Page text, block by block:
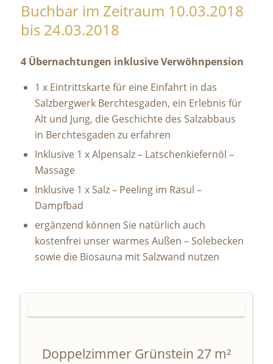
Buchbar im Zeitraum 10.03.2018
bis 24.03.2018
4 Übernachtungen inklusive Verwöhnpension
1 x Eintrittskarte für eine Einfahrt in das
Salzbergwerk Berchtesgaden, ein Erlebnis für
Alt und Jung, die Geschichte des Salzabbaus
in Berchtesgaden zu erfahren
Inklusive 1 x Alpensalz – Latschenkiefernöl –
Massage
Inklusive 1 x Salz – Peeling im Rasul –
Dampfbad
ergänzend können Sie natürlich auch
kostenfrei unser warmes Außen – Solebecken
sowie die Biosauna mit Salzwand nutzen
Doppelzimmer Grünstein 27 m²